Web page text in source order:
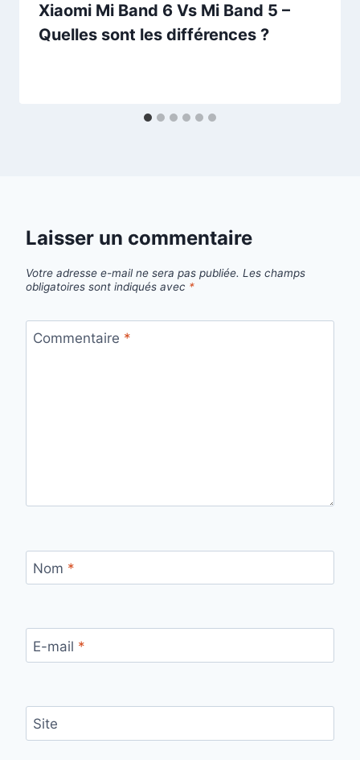
Xiaomi Mi Band 6 Vs Mi Band 5 –
Quelles sont les différences ?
Laisser un commentaire
Votre adresse e-mail ne sera pas publiée. Les champs
obligatoires sont indiqués avec *
Commentaire *
Nom *
E-mail *
Site